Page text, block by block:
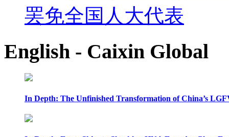
罢免全国人大代表
English - Caixin Global
In Depth: The Unfinished Transformation of China’s